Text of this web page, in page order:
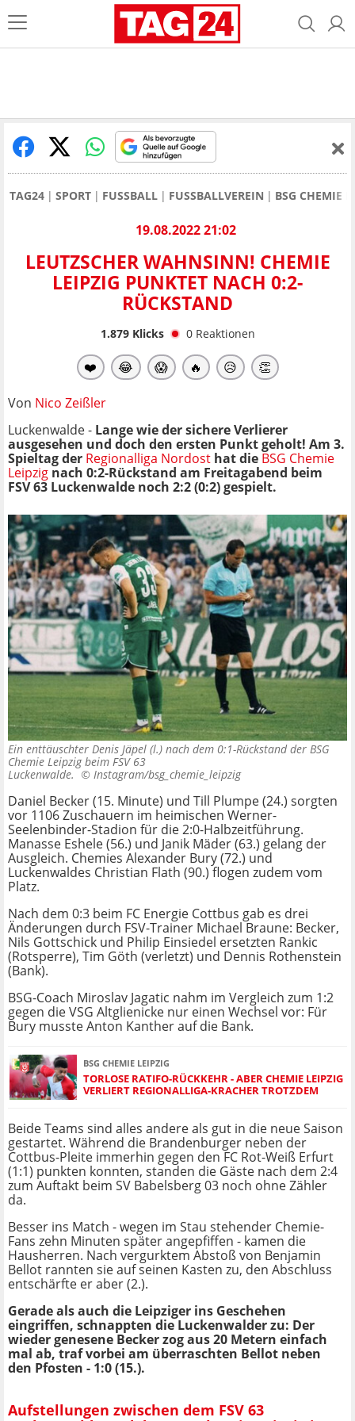
TAG24 SPORT FUSSBALL FUSSBALLVEREIN BSG CHEMIE
19.08.2022 21:02
LEUTZSCHER WAHNSINN! CHEMIE
LEIPZIG PUNKTET NACH 0:2-
RÜCKSTAND
1.879Klicks 0 Reaktionen
❤️ 😂 😱 🔥 😥 👏
Von Nico Zeißler
Luckenwalde - Lange wie der sichere Verlierer
ausgesehen und doch den ersten Punkt geholt! Am 3.
Spieltag der Regionalliga Nordost hat die BSG Chemie
Leipzig nach 0:2-Rückstand am Freitagabend beim
FSV 63 Luckenwalde noch 2:2 (0:2) gespielt.
Ein enttäuschter Denis Jäpel (l.) nach dem 0:1-Rückstand der BSG
Chemie Leipzig beim FSV 63
Luckenwalde. © Instagram/bsg_chemie_leipzig
Daniel Becker (15. Minute) und Till Plumpe (24.) sorgten
vor 1106 Zuschauern im heimischen Werner-
Seelenbinder-Stadion für die 2:0-Halbzeitführung.
Manasse Eshele (56.) und Janik Mäder (63.) gelang der
Ausgleich. Chemies Alexander Bury (72.) und
Luckenwaldes Christian Flath (90.) flogen zudem vom
Platz.
Nach dem 0:3 beim FC Energie Cottbus gab es drei
Änderungen durch FSV-Trainer Michael Braune: Becker,
Nils Gottschick und Philip Einsiedel ersetzten Rankic
(Rotsperre), Tim Göth (verletzt) und Dennis Rothenstein
(Bank).
BSG-Coach Miroslav Jagatic nahm im Vergleich zum 1:2
gegen die VSG Altglienicke nur einen Wechsel vor: Für
Bury musste Anton Kanther auf die Bank.
BSG CHEMIE LEIPZIG
TORLOSE RATIFO-RÜCKKEHR - ABER CHEMIE LEIPZIG
VERLIERT REGIONALLIGA-KRACHER TROTZDEM
Beide Teams sind alles andere als gut in die neue Saison
gestartet. Während die Brandenburger neben der
Cottbus-Pleite immerhin gegen den FC Rot-Weiß Erfurt
(1:1) punkten konnten, standen die Gäste nach dem 2:4
zum Auftakt beim SV Babelsberg 03 noch ohne Zähler
da.
Besser ins Match - wegen im Stau stehender Chemie-
Fans zehn Minuten später angepfiffen - kamen die
Hausherren. Nach vergurktem Abstoß von Benjamin
Bellot rannten sie auf seinen Kasten zu, den Abschluss
entschärfte er aber (2.).
Gerade als auch die Leipziger ins Geschehen
eingriffen, schnappten die Luckenwalder zu: Der
wieder genesene Becker zog aus 20 Metern einfach
mal ab, traf vorbei am überraschten Bellot neben
den Pfosten - 1:0 (15.).
Aufstellungen zwischen dem FSV 63